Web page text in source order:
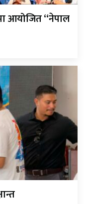
आयोजित “नेपाल